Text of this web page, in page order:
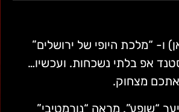
ו- “מלכת היופי של ירושלים”
אפ בלתי נשכחות. ועכשיו…
אתכם מצחוק.
“שופע”. מראה “נורמטיבי”